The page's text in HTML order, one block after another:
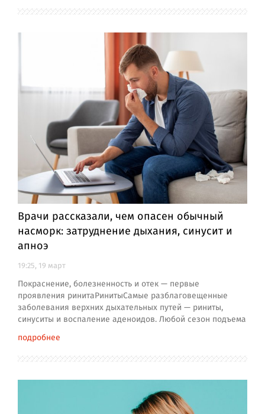
Врачи рассказали, чем опасен обычный
насморк: затруднение дыхания, синусит и
апноэ
19:25, 19 март
Покраснение, болезненность и отек — первые
проявления ринитаРинитыСамые разблаговещенные
заболевания верхних дыхательных путей — риниты,
синуситы и воспаление аденоидов. Любой сезон подъема
подробнее